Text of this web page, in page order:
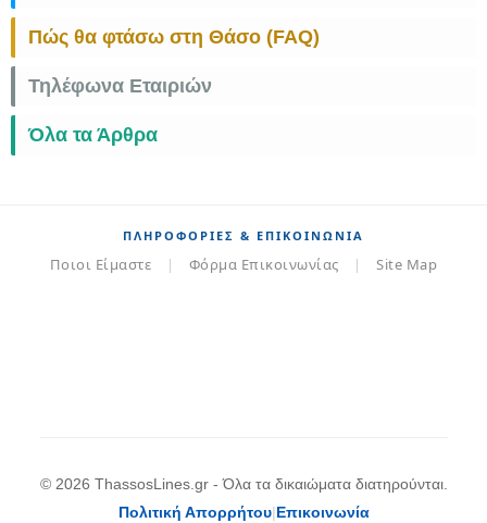
Πώς θα φτάσω στη Θάσο (FAQ)
Τηλέφωνα Εταιριών
Όλα τα Άρθρα
ΠΛΗΡΟΦΟΡΊΕΣ & ΕΠΙΚΟΙΝΩΝΊΑ
Ποιοι Είμαστε | Φόρμα Επικοινωνίας | Site Map
© 2026 ThassosLines.gr - Όλα τα δικαιώματα διατηρούνται.
Πολιτική Απορρήτου|Επικοινωνία